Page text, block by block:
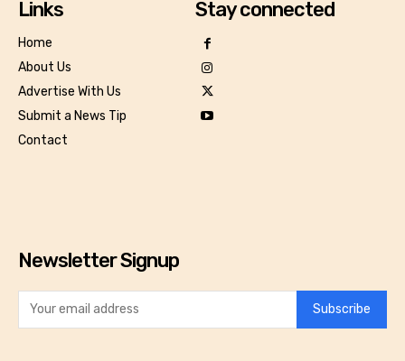
Links
Home
About Us
Advertise With Us
Submit a News Tip
Contact
Stay connected
Newsletter Signup
Subscribe